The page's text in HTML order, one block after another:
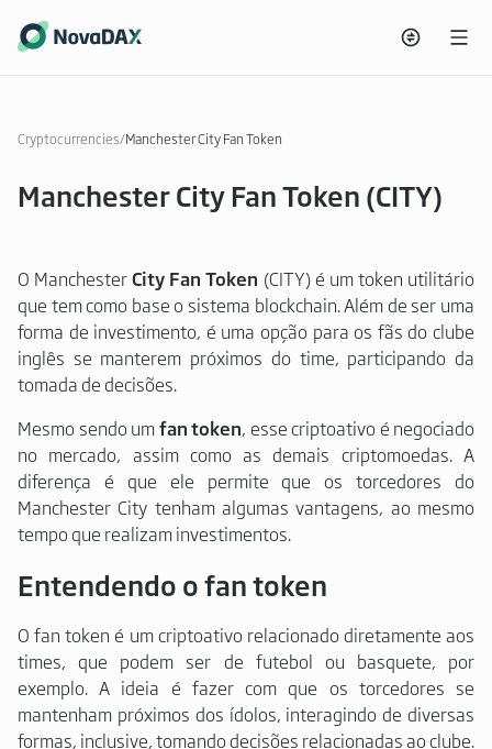
Cryptocurrencies/Manchester City Fan Token
Manchester City Fan Token (CITY)
O ManchesterCity Fan Token (CITY) é um token utilitário
que tem como base o sistema blockchain. Além de ser uma
forma de investimento, é uma opção para os fãs do clube
inglês se manterem próximos do time, participando da
tomada de decisões.
Mesmo sendo umfan token, esse criptoativo é negociado
no mercado, assim como as demais criptomoedas. A
diferença é que ele permite que os torcedores do
Manchester City tenham algumas vantagens, ao mesmo
tempo que realizam investimentos.
Entendendo o fan token
O fan token é um criptoativo relacionado diretamente aos
times, que podem ser de futebol ou basquete, por
exemplo. A ideia é fazer com que os torcedores se
mantenham próximos dos ídolos, interagindo de diversas
formas, inclusive, tomando decisões relacionadas ao clube.